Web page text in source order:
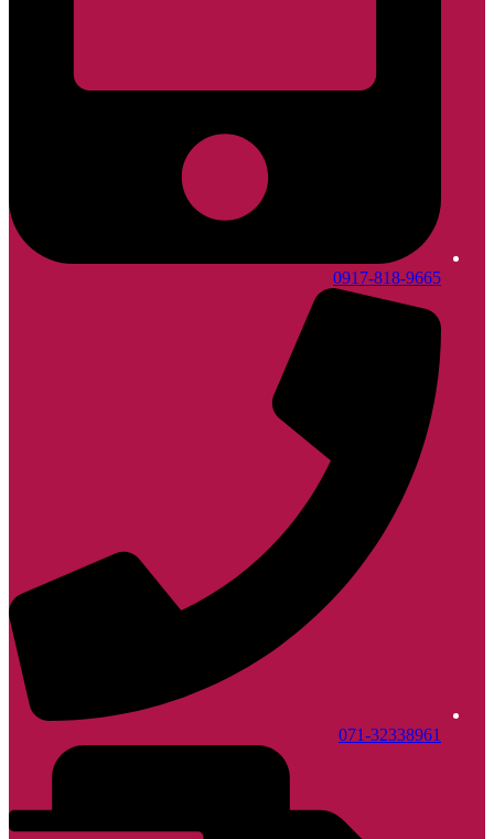
0917-818-9665
071-32338961